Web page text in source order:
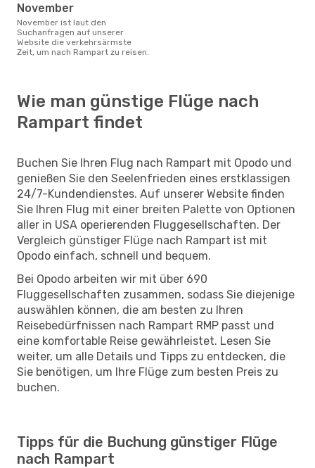
November
November ist laut den
Suchanfragen auf unserer
Website die verkehrsärmste
Zeit, um nach Rampart zu reisen.
Wie man günstige Flüge nach
Rampart findet
Buchen Sie Ihren Flug nach Rampart mit Opodo und
genießen Sie den Seelenfrieden eines erstklassigen
24/7-Kundendienstes. Auf unserer Website finden
Sie Ihren Flug mit einer breiten Palette von Optionen
aller in USA operierenden Fluggesellschaften. Der
Vergleich günstiger Flüge nach Rampart ist mit
Opodo einfach, schnell und bequem.
Bei Opodo arbeiten wir mit über 690
Fluggesellschaften zusammen, sodass Sie diejenige
auswählen können, die am besten zu Ihren
Reisebedürfnissen nach Rampart RMP passt und
eine komfortable Reise gewährleistet. Lesen Sie
weiter, um alle Details und Tipps zu entdecken, die
Sie benötigen, um Ihre Flüge zum besten Preis zu
buchen.
Tipps für die Buchung günstiger Flüge
nach Rampart